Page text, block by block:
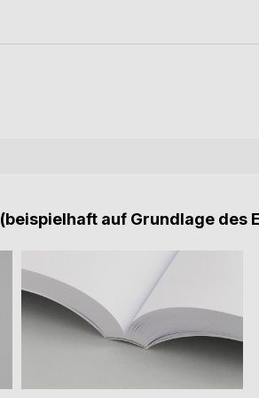
auf Grundlage des